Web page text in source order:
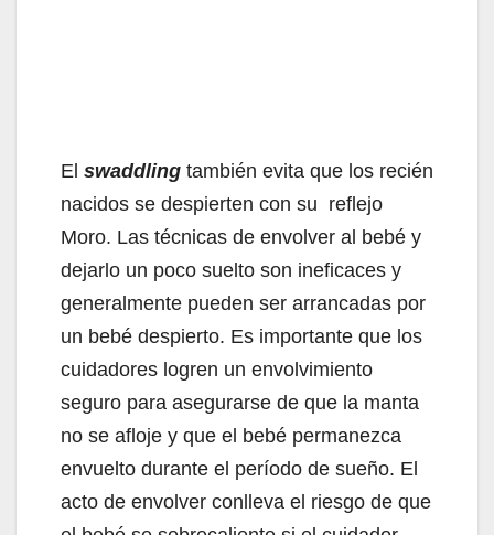
El swaddling también evita que los recién
nacidos se despierten con su reflejo
Moro. Las técnicas de envolver al bebé y
dejarlo un poco suelto son ineficaces y
generalmente pueden ser arrancadas por
un bebé despierto. Es importante que los
cuidadores logren un envolvimiento
seguro para asegurarse de que la manta
no se afloje y que el bebé permanezca
envuelto durante el período de sueño. El
acto de envolver conlleva el riesgo de que